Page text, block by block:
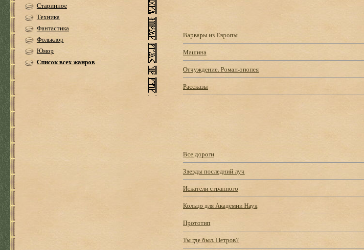
Старинное
Техника
Фантастика
Фольклор
Юмор
Список всех жанров
Варвары из Европы
Машина
Отчуждение. Роман-эпопея
Рассказы
Все дороги
Звезды последний луч
Искатели странного
Кольцо для Академии Наук
Прототип
Ты где был, Петров?